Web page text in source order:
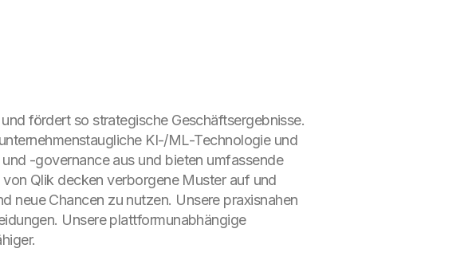
fördert so strategische Geschäftsergebnisse.
KI-/ML-Technologie und
-governance aus und bieten umfassende
Qlik decken verborgene Muster auf und
neue Chancen zu nutzen. Unsere praxisnahen
Unsere plattformunabhängige